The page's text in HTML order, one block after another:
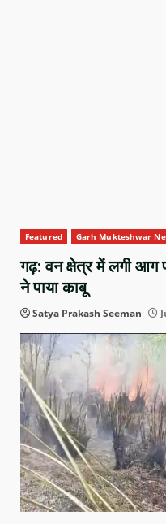
Featured Garh Mukteshwar
गढ़: वन क्षेत्र में लगी आग
ने पाया काबू
Satya Prakash Seeman